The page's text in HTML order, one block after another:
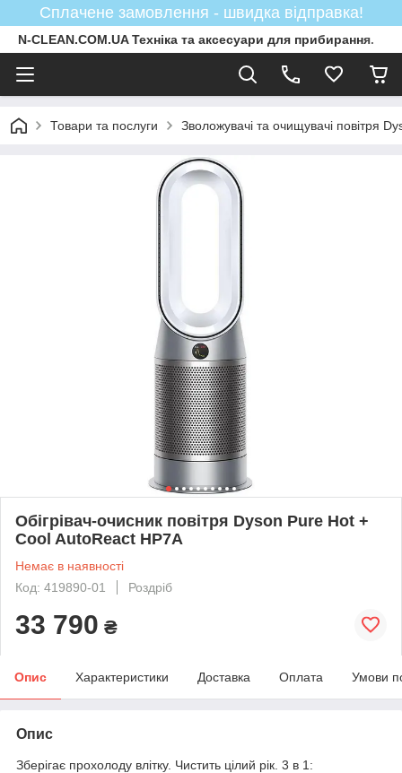
Сплачене замовлення - швидка відправка!
N-CLEAN.COM.UA Техніка та аксесуари для прибирання.
Товари та послуги Зволожувачі та очищувачі повітря
Обігрівач-очисник повітря Dyson Pure Hot +
Cool AutoReact HP7A
Немає в наявності
Код: 419890-01
Роздріб
33 790 ₴
Опис Характеристики Доставка Оплата Умови
Опис
Зберігає прохолоду влітку. Чистить цілий рік. 3 в 1: